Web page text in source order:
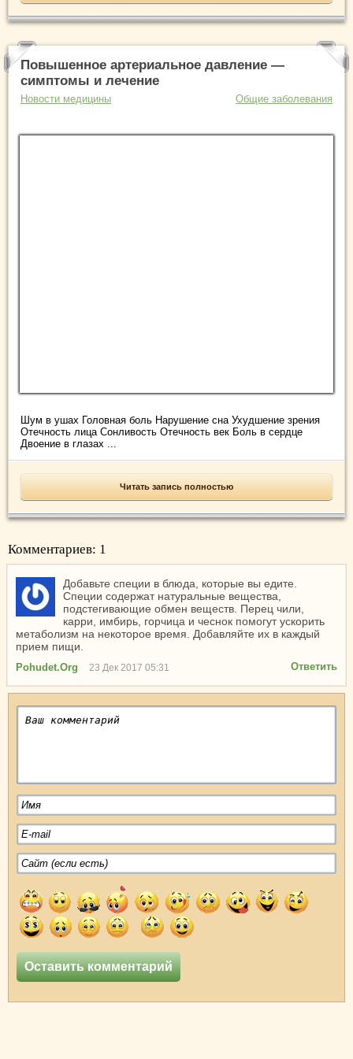
Повышенное артериальное давление —
симптомы и лечение
Новости медицины Общие заболевания
Шум в ушах Головная боль Нарушение сна Ухудшение зрения
Отечность лица Сонливость Отечность век Боль в сердце
Двоение в глазах ...
Читать запись полностью
Комментариев: 1
Добавьте специи в блюда, которые вы едите.
Специи содержат натуральные вещества,
подстегивающие обмен веществ. Перец чили,
карри, имбирь, горчица и чеснок помогут ускорить
метаболизм на некоторое время. Добавляйте их в каждый
прием пищи.
Pohudet.Org Ответить
23 Дек 2017 05:31